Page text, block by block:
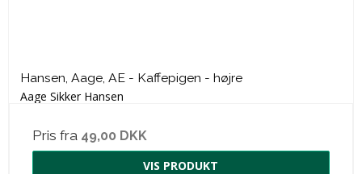
Hansen, Aage, AE - Kaffepigen - højre
Aage Sikker Hansen
Pris fra 49,00 DKK
VIS PRODUKT